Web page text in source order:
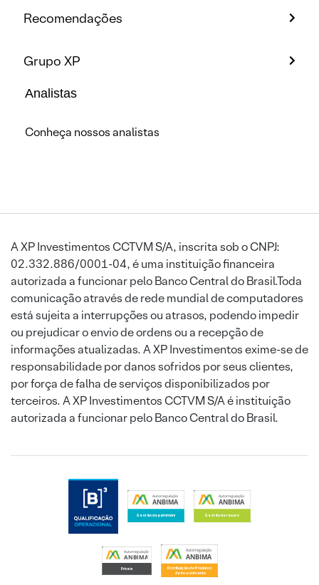
Recomendações
Grupo XP
Analistas
Conheça nossos analistas
A XP Investimentos CCTVM S/A, inscrita sob o CNPJ:
02.332.886/0001-04, é uma instituição financeira
autorizada a funcionar pelo Banco Central do Brasil.Toda
comunicação através de rede mundial de computadores
está sujeita a interrupções ou atrasos, podendo impedir
ou prejudicar o envio de ordens ou a recepção de
informações atualizadas. A XP Investimentos exime-se de
responsabilidade por danos sofridos por seus clientes,
por força de falha de serviços disponibilizados por
terceiros. A XP Investimentos CCTVM S/A é instituição
autorizada a funcionar pelo Banco Central do Brasil.